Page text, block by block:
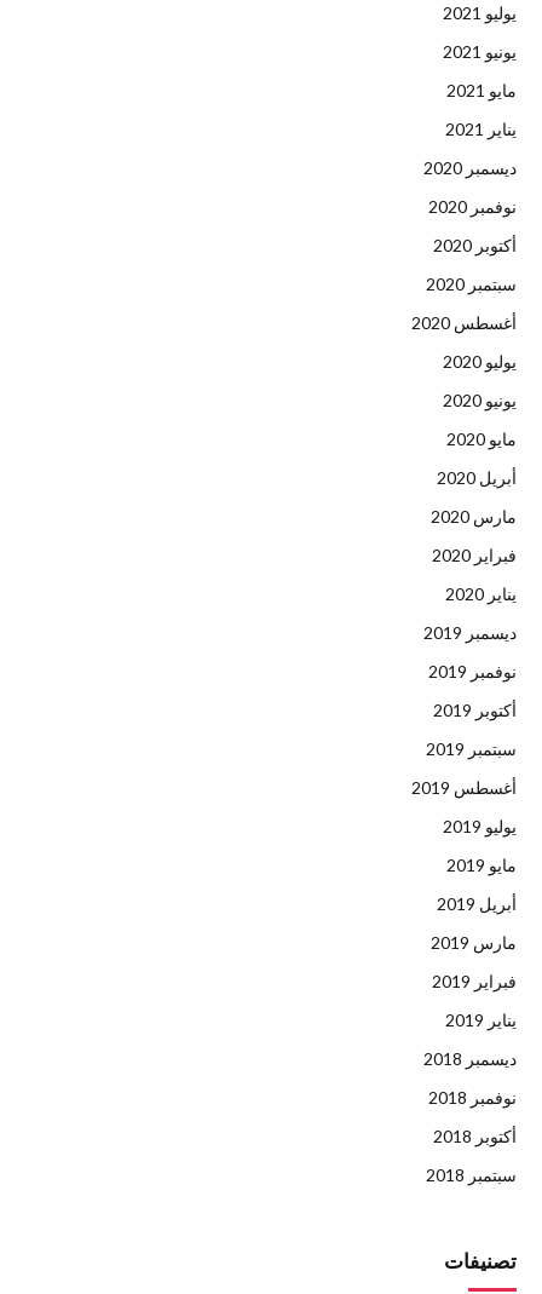
يوليو 2021
يونيو 2021
مايو 2021
يناير 2021
ديسمبر 2020
نوفمبر 2020
أكتوبر 2020
سبتمبر 2020
أغسطس 2020
يوليو 2020
يونيو 2020
مايو 2020
أبريل 2020
مارس 2020
فبراير 2020
يناير 2020
ديسمبر 2019
نوفمبر 2019
أكتوبر 2019
سبتمبر 2019
أغسطس 2019
يوليو 2019
مايو 2019
أبريل 2019
مارس 2019
فبراير 2019
يناير 2019
ديسمبر 2018
نوفمبر 2018
أكتوبر 2018
سبتمبر 2018
تصنيفات